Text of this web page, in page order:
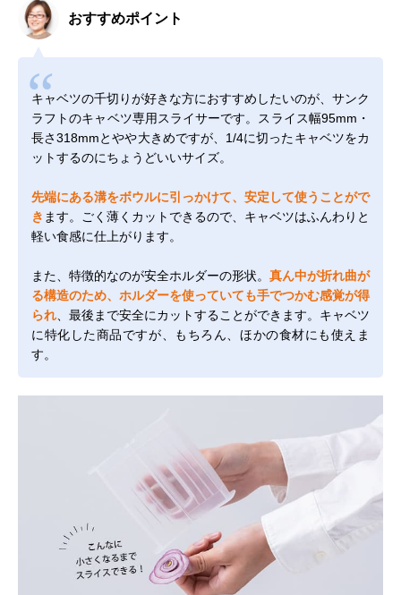
おすすめポイント
キャベツの千切りが好きな方におすすめしたいのが、サンク
ラフトのキャベツ専用スライサーです。スライス幅95mm・
長さ318mmとやや大きめですが、1/4に切ったキャベツをカ
ットするのにちょうどいいサイズ。
先端にある溝をボウルに引っかけて、安定して使うことがで
き ます。ごく薄くカットできるので、キャベツはふんわりと
軽い食感に仕上がります。
また、特徴的なのが安全ホルダーの形状。 真ん中が折れ曲が
る構造のため、ホルダーを使っていても手でつかむ感覚が得
られ 、最後まで安全にカットすることができます。キャベツ
に特化した商品ですが、もちろん、ほかの食材にも使えま
す。